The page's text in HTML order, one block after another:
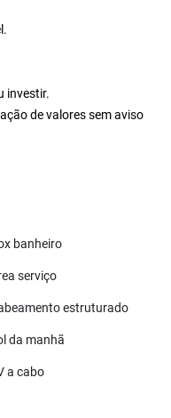
investir.
de valores sem aviso
banheiro
serviço
estruturado
da manhã
a cabo